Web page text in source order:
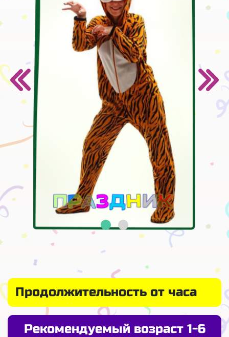
Продолжительность от часа
Рекомендуемый возраст 1-6